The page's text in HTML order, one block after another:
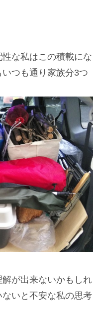
な私はこの積載にな
つも通り家族分3つ
が出来ないかもしれ
いと不安な私の思考